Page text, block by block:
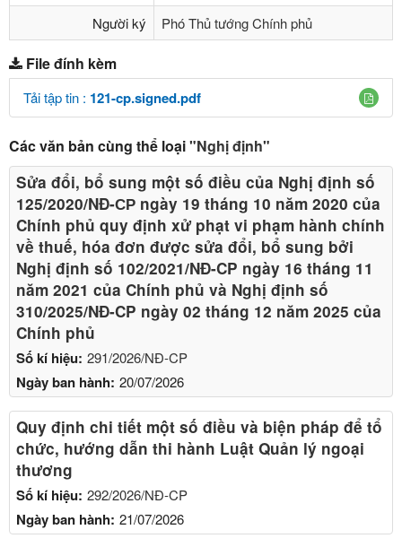
Người ký
Phó Thủ tướng Chính phủ
File đính kèm
Tải tập tin : 121-cp.signed.pdf
Các văn bản cùng thể loại"Nghị định"
Số kí hiệu: 291/2026/NĐ-CP
Ngày ban hành: 20/07/2026
Sửa đổi, bổ sung một số điều của Nghị định số
125/2020/NĐ-СР ngày 19 tháng 10 năm 2020 của
Chính phủ quy định xử phạt vi phạm hành chính
về thuế, hóa đơn được sửa đổi, bổ sung bởi
Nghị định số 102/2021/NĐ-CP ngày 16 tháng 11
năm 2021 của Chính phủ và Nghị định số
310/2025/NĐ-CP ngày 02 tháng 12 năm 2025 của
Chính phủ
Số kí hiệu: 292/2026/NĐ-CP
Ngày ban hành: 21/07/2026
Quy định chi tiết một số điều và biện pháp để tổ
chức, hướng dẫn thi hành Luật Quản lý ngoại
thương